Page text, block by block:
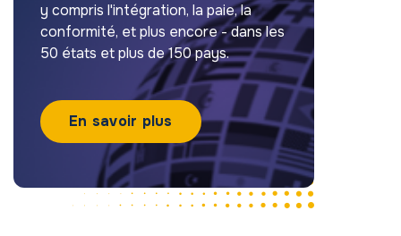
y compris l'intégration, la paie, la
conformité, et plus encore - dans les
50 états et plus de 150 pays.
En savoir plus